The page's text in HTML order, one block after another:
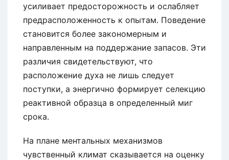
усиливает предосторожность и ослабляет
предрасположенность к опытам. Поведение
становится более закономерным и
направленным на поддержание запасов. Эти
различия свидетельствуют, что
расположение духа не лишь следует
поступки, а энергично формирует селекцию
реактивной образца в определенный миг
срока.
На плане ментальных механизмов
чувственный климат сказывается на оценку